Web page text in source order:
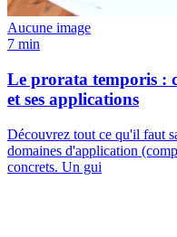
Aucune image
7 min
Le prorata temporis :
et ses applications
Découvrez tout ce qu'il faut
domaines d'application
concrets. Un gui